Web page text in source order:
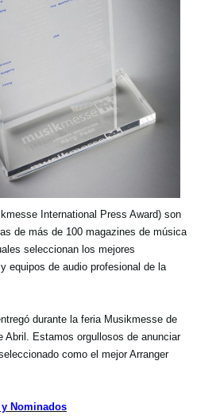
International Press Award) son
de más de 100 magazines de música
seleccionan los mejores
equipos de audio profesional de la
durante la feria Musikmesse de
Abril. Estamos orgullosos de anunciar
como el mejor Arranger
y Nominados